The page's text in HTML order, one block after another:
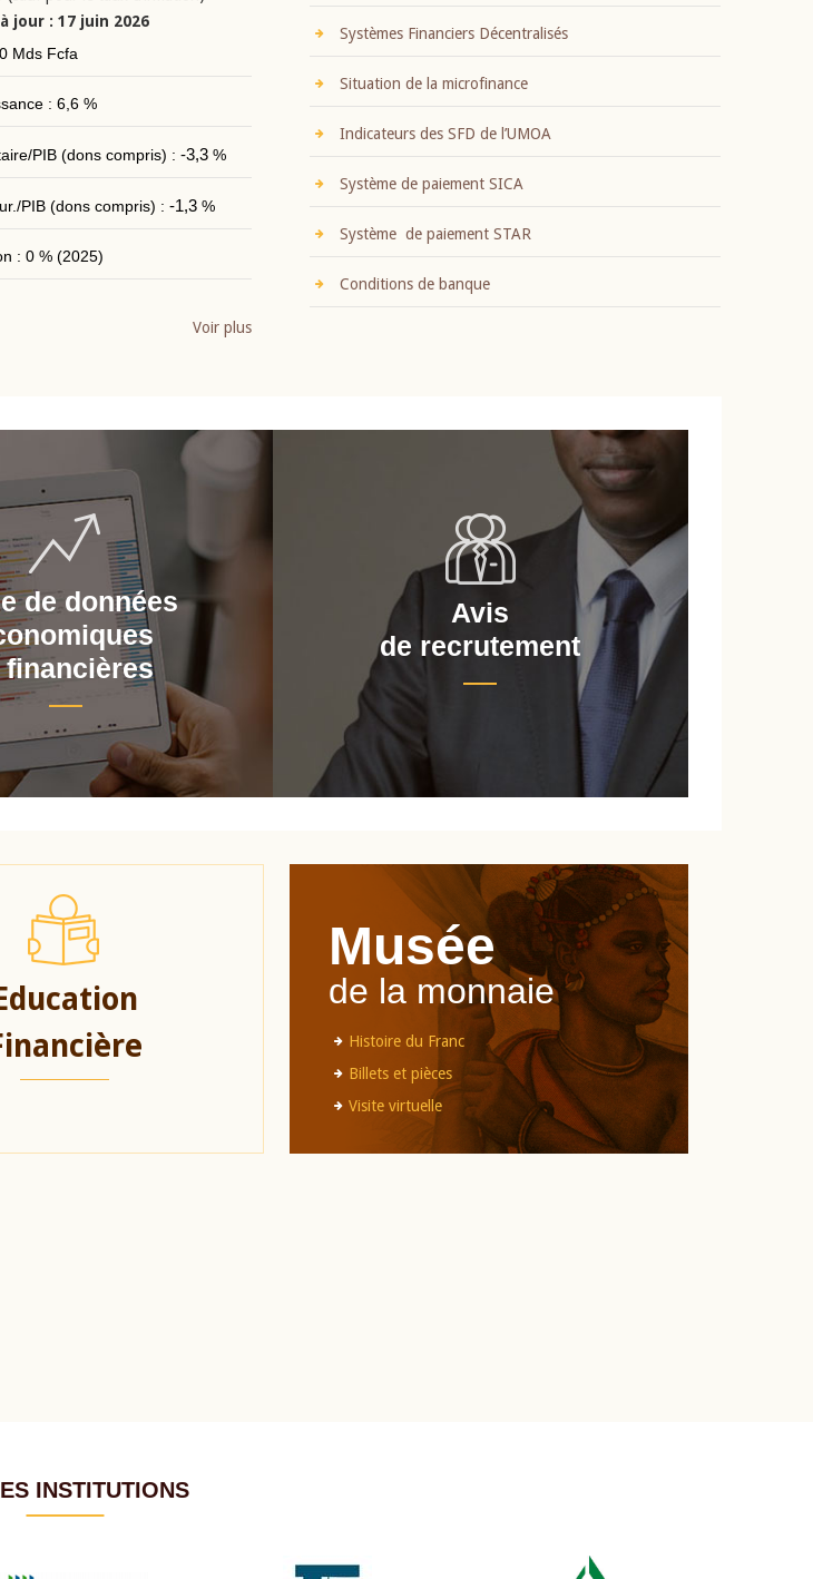
jour : 17 juin 2026
Mds Fcfa
: 6,6 %
PIB (dons compris) : -3,3%
PIB (dons compris) : -1,3%
: 0 % (2025)
Voir plus
Systèmes Financiers Décentralisés
Situation de la microfinance
Indicateurs des SFD de l’UMOA
Système de paiement SICA
Système de paiement STAR
Conditions de banque
de données
financières
Avis
de recrutement
Education
Musée
de la monnaie
Histoire du Franc
Billets et pièces
Visite virtuelle
INSTITUTIONS